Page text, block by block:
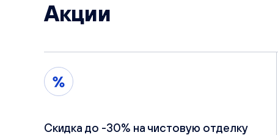
Акции
Скидка до -30% на чистовую отделку